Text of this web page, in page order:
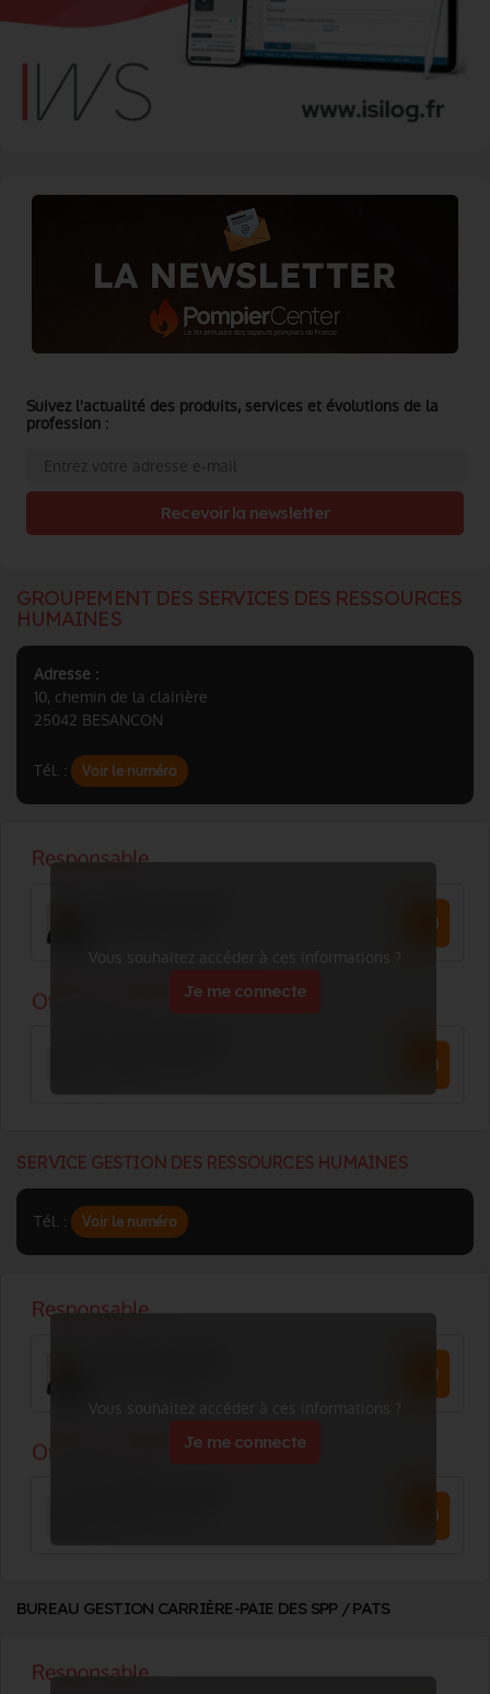
GROUPEMENT DES SERVICES DES RESSOURCES
HUMAINES
Adresse :
10, chemin de la clairière
25042 BESANCON
Tél. : Voir le numéro
Vous souhaitez accéder à ces informations ?
Je me connecte
SERVICE GESTION DES RESSOURCES HUMAINES
Tél. : Voir le numéro
Vous souhaitez accéder à ces informations ?
Je me connecte
BUREAU GESTION CARRIÈRE-PAIE DES SPP / PATS
Suivez l'actualité des produits, services et évolutions de la
profession :
Recevoir la newsletter